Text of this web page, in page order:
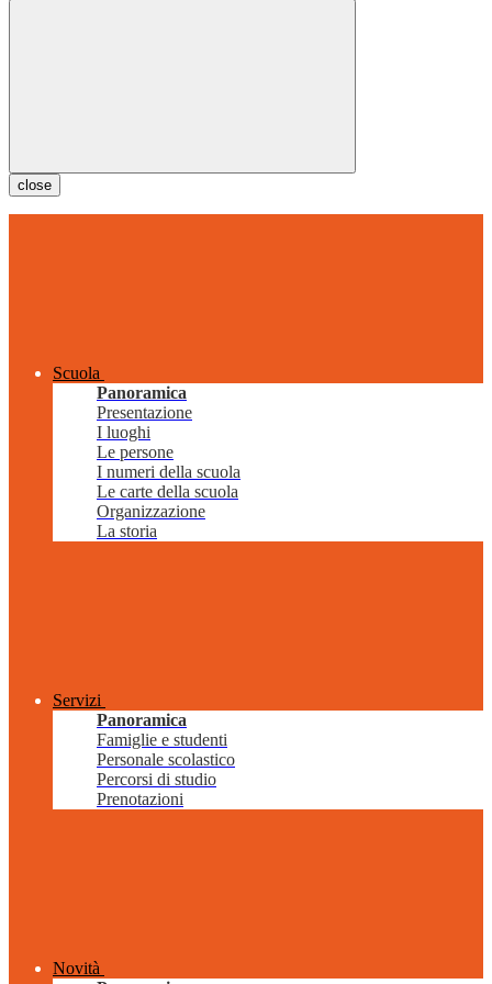
close
Scuola
Panoramica
Presentazione
I luoghi
Le persone
I numeri della scuola
Le carte della scuola
Organizzazione
La storia
Servizi
Panoramica
Famiglie e studenti
Personale scolastico
Percorsi di studio
Prenotazioni
Novità